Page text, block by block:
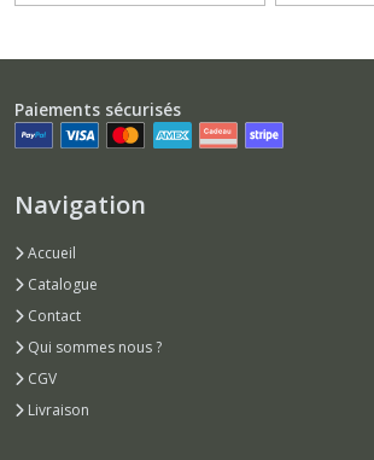
Paiements sécurisés
Navigation
Accueil
Catalogue
Contact
Qui sommes nous ?
CGV
Livraison